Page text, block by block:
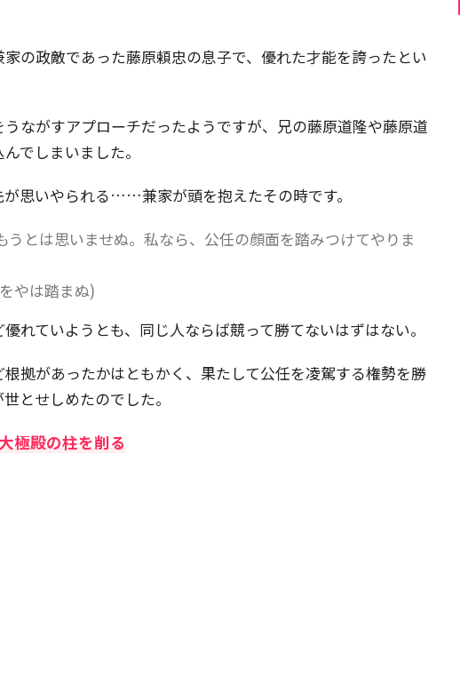
の政敵であった藤原頼忠の息子で、優れた才能を誇ったとい
ながすアプローチだったようですが、兄の藤原道隆や藤原道
でしまいました。
思いやられる……兼家が頭を抱えたその時です。
うとは思いませぬ。私なら、公任の顔面を踏みつけてやりま
やは踏まぬ)
れていようとも、同じ人ならば競って勝てないはずはない。
拠があったかはともかく、果たして公任を凌駕する権勢を勝
とせしめたのでした。
極殿の柱を削る